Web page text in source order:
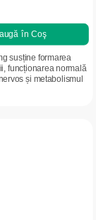
în Coş
susține formarea
funcționarea normală
și metabolismul